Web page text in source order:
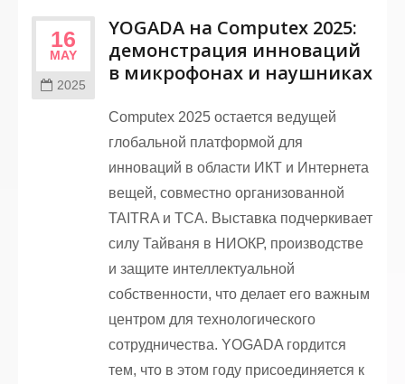
16
MAY
2025
YOGADA на Computex 2025:
демонстрация инноваций
в микрофонах и наушниках
Computex 2025 остается ведущей
глобальной платформой для
инноваций в области ИКТ и Интернета
вещей, совместно организованной
TAITRA и TCA. Выставка подчеркивает
силу Тайваня в НИОКР, производстве
и защите интеллектуальной
собственности, что делает его важным
центром для технологического
сотрудничества. YOGADA гордится
тем, что в этом году присоединяется к